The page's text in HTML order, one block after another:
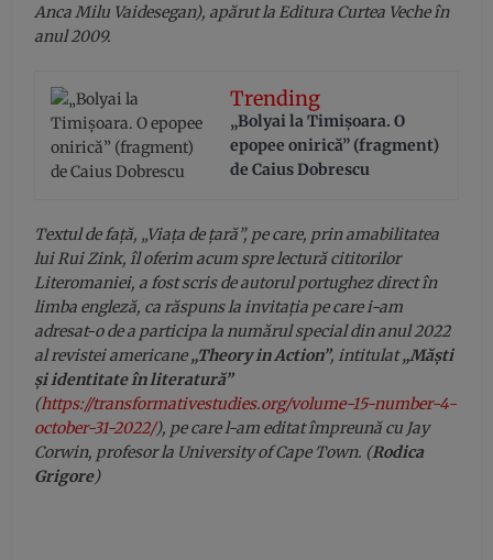
Anca Milu Vaidesegan), apărut la Editura Curtea Veche în
anul 2009.
Trending
„Bolyai la Timișoara. O
epopee onirică” (fragment)
de Caius Dobrescu
Textul de față, „Viața de țară”, pe care, prin amabilitatea
lui Rui Zink, îl oferim acum spre lectură cititorilor
Literomaniei, a fost scris de autorul portughez direct în
limba engleză, ca răspuns la invitația pe care i-am
adresat-o de a participa la numărul special din anul 2022
al revistei americane„Theory in Action”, intitulat„Măști
și identitate în literatură”
(https://transformativestudies.org/volume-15-number-4-
october-31-2022/), pe care l-am editat împreună cu Jay
Corwin, profesor la University of Cape Town. (Rodica
Grigore)